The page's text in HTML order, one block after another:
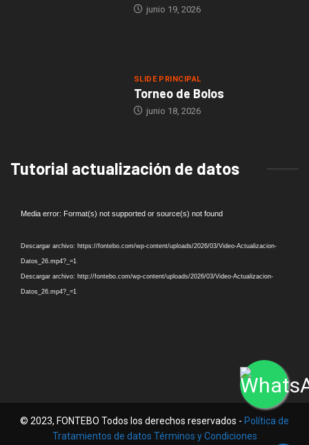
junio 19, 2026
SLIDE PRINCIPAL
Torneo de Bolos
junio 18, 2026
Tutorial actualización de datos
Reproductor
vídeo
Media error: Format(s) not supported or source(s) not found
Descargar archivo: https://fontebo.com/wp-content/uploads/2026/03/Video-Actualizacion-
Datos_26.mp4?_=1
Descargar archivo: http://fontebo.com/wp-content/uploads/2026/03/Video-Actualizacion-
Datos_26.mp4?_=1
© 2023, FONTEBO Todos los derechos reservados - Política de
Tratamientos de datos Términos y Condiciones